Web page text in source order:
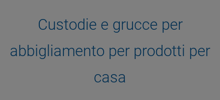
Custodie e grucce per
abbigliamento per prodotti per
casa